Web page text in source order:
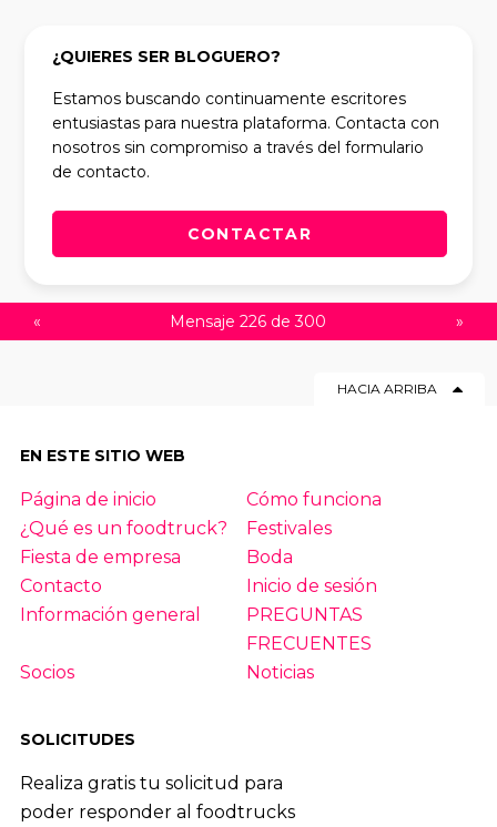
¿QUIERES SER BLOGUERO?
Estamos buscando continuamente escritores
entusiastas para nuestra plataforma. Contacta con
nosotros sin compromiso a través del formulario
de contacto.
CONTACTAR
« Mensaje 226 de 300 »
HACIA ARRIBA
EN ESTE SITIO WEB
Página de inicio
Cómo funciona
¿Qué es un foodtruck?
Festivales
Fiesta de empresa
Boda
Contacto
Inicio de sesión
Información general
PREGUNTAS
FRECUENTES
Socios
Noticias
SOLICITUDES
Realiza gratis tu solicitud para
poder responder al foodtrucks